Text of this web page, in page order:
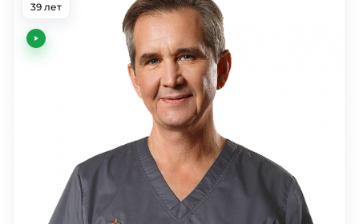
39 лет